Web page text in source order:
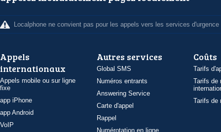
Localphone ne convient pas pour les appels vers les services d'urgence
Appels
internationaux
Appels mobile ou sur ligne
fixe
app iPhone
app Android
VoIP
Autres services
Global SMS
Numéros entrants
Answering Service
Carte d'appel
Rappel
Numérotation en ligne
Coûts
Tarifs
Tarifs de
Tarifs de